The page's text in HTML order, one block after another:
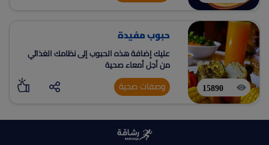
15890
حبوب مفيدة
عليك إضافة هذه الحبوب إلى نظامك الغذائي
من أجل أمعاء صحية
وصفات صحية